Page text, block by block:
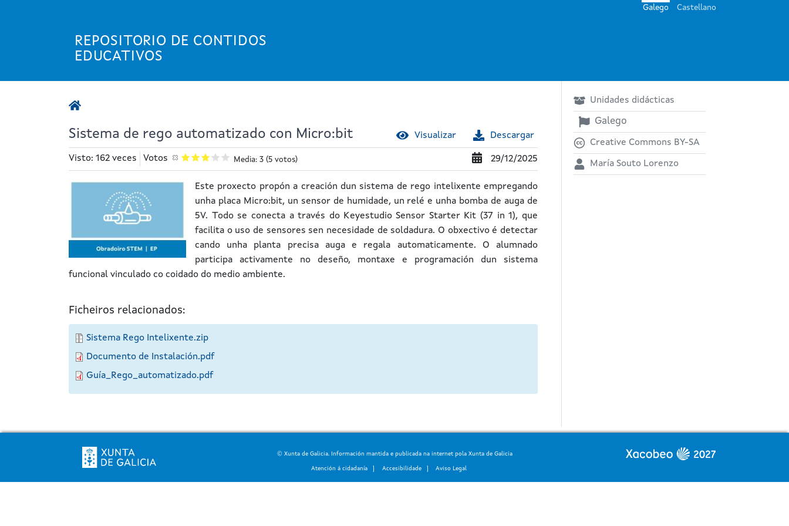
Galego Castellano
REPOSITORIO DE CONTIDOS
EDUCATIVOS
Sistema de rego automatizado con Micro:bit Visualizar Descargar
Visto: 162 veces Votos Media: 3 (5 votos) 29/12/2025
Este proxecto propón a creación dun sistema de rego intelixente empregando
unha placa Micro:bit, un sensor de humidade, un relé e unha bomba de auga de
5V. Todo se conecta a través do Keyestudio Sensor Starter Kit (37 in 1), que
facilita o uso de sensores sen necesidade de soldadura. O obxectivo é detectar
cando unha planta precisa auga e regala automaticamente. O alumnado
participa activamente no deseño, montaxe e programación dun sistema
funcional vinculado co coidado do medio ambiente.
Ficheiros relacionados:
Sistema Rego Intelixente.zip
Documento de Instalación.pdf
Guía_Rego_automatizado.pdf
Unidades didácticas
Galego
Creative Commons BY-SA
María Souto Lorenzo
© Xunta de Galicia. Información mantida e publicada na internet pola Xunta de Galicia
Atención á cidadanía Accesibilidade Aviso Legal